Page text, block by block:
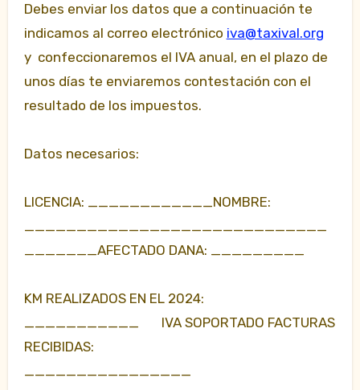
Debes enviar los datos que a continuación te
indicamos al correo electrónico iva@taxival.org
y confeccionaremos el IVA anual, en el plazo de
unos días te enviaremos contestación con el
resultado de los impuestos.
Datos necesarios:
LICENCIA: ____________NOMBRE:
_____________________________
_______AFECTADO DANA: _________
KM REALIZADOS EN EL 2024:
___________ IVA SOPORTADO FACTURAS
RECIBIDAS:
________________